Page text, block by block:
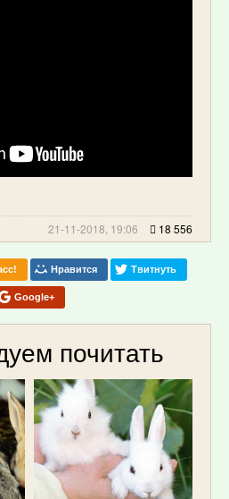
21-11-2018, 19:06 18 556
Нравится Твитнуть
Google+
почитать